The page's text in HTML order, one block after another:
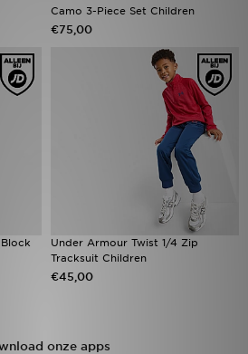
Camo 3-Piece Set Children
€75,00
Under Armour Twist 1/4 Zip
Tracksuit Children
€45,00
onze apps